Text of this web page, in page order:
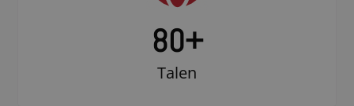
80+
Talen